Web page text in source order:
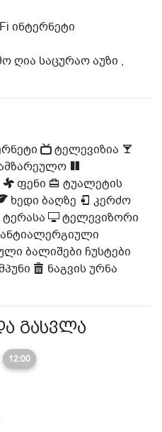
ინტერნეტი
ღია საცურაო აუზი ,
ტელევიზია
ფენი
ტუალეტის
ხედი ბაღზე
კერძო
ტერასა
ტელევიზორი
ანტიალერგიული
ბალიშები ჩუსტები
ნაგვის ურნა
ᲒᲐᲡᲕᲚᲐ
12:00